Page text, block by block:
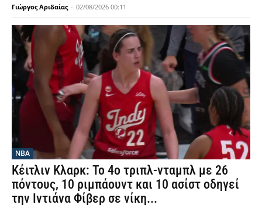
Γιώργος Αριδαίας - 02/08/2026 00:11
NBA
Κέιτλιν Κλαρκ: Το 4ο τριπλ-νταμπλ με 26
πόντους, 10 ριμπάουντ και 10 ασίστ οδηγεί
την Ιντιάνα Φίβερ σε νίκη...